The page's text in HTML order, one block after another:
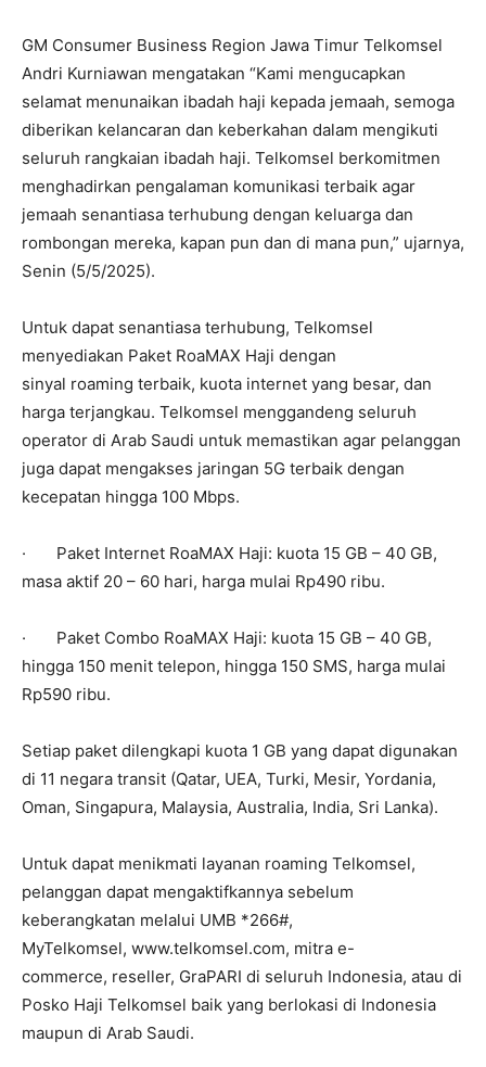
GM Consumer Business Region Jawa Timur Telkomsel
Andri Kurniawan mengatakan “Kami mengucapkan
selamat menunaikan ibadah haji kepada jemaah, semoga
diberikan kelancaran dan keberkahan dalam mengikuti
seluruh rangkaian ibadah haji. Telkomsel berkomitmen
menghadirkan pengalaman komunikasi terbaik agar
jemaah senantiasa terhubung dengan keluarga dan
rombongan mereka, kapan pun dan di mana pun,” ujarnya,
Senin (5/5/2025).
Untuk dapat senantiasa terhubung, Telkomsel
menyediakan Paket RoaMAX Haji dengan
sinyal roaming terbaik, kuota internet yang besar, dan
harga terjangkau. Telkomsel menggandeng seluruh
operator di Arab Saudi untuk memastikan agar pelanggan
juga dapat mengakses jaringan 5G terbaik dengan
kecepatan hingga 100 Mbps.
· Paket Internet RoaMAX Haji: kuota 15 GB – 40 GB,
masa aktif 20 – 60 hari, harga mulai Rp490 ribu.
· Paket Combo RoaMAX Haji: kuota 15 GB – 40 GB,
hingga 150 menit telepon, hingga 150 SMS, harga mulai
Rp590 ribu.
Setiap paket dilengkapi kuota 1 GB yang dapat digunakan
di 11 negara transit (Qatar, UEA, Turki, Mesir, Yordania,
Oman, Singapura, Malaysia, Australia, India, Sri Lanka).
Untuk dapat menikmati layanan roaming Telkomsel,
pelanggan dapat mengaktifkannya sebelum
keberangkatan melalui UMB *266#,
MyTelkomsel, www.telkomsel.com, mitra e-
commerce, reseller, GraPARI di seluruh Indonesia, atau di
Posko Haji Telkomsel baik yang berlokasi di Indonesia
maupun di Arab Saudi.